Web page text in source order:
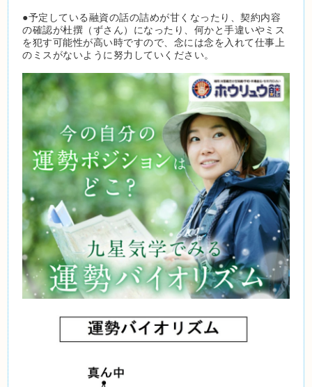
●予定している融資の話の詰めが甘くなったり、契約内容
の確認が杜撰（ずさん）になったり、何かと手違いやミス
を犯す可能性が高い時ですので、念には念を入れて仕事上
のミスがないように努力していください。